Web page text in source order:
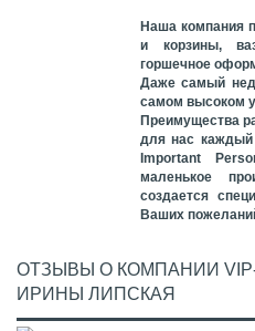
Наша компания
и корзины,
горшечное
Даже самый
самом высоком
Преимущества
для нас каждый
Important
маленькое
создается
Ваших
ОТЗЫВЫ О КОМПАНИИ
ИРИНЫ ЛИПСКАЯ